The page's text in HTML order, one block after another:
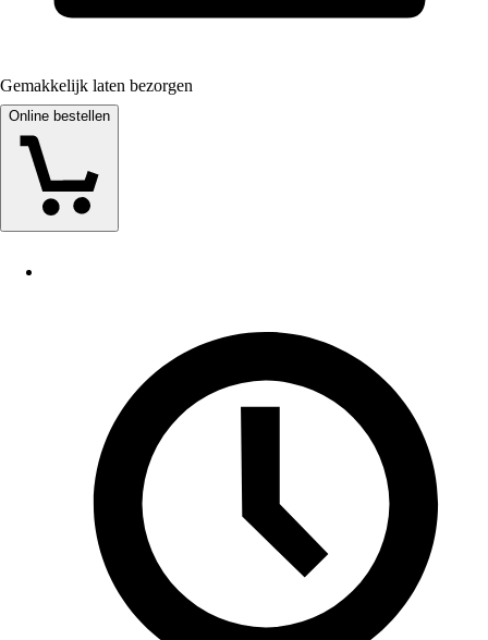
Gemakkelijk laten bezorgen
Online bestellen